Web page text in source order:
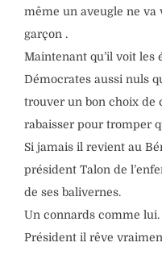
même un aveugle ne va
garçon .
Maintenant qu’il voit les
Démocrates aussi nuls
trouver un bon choix de
rabaisser pour tromper
Si jamais il revient au
président Talon de
de ses balivernes.
Un connards comme lui.
Président il rêve